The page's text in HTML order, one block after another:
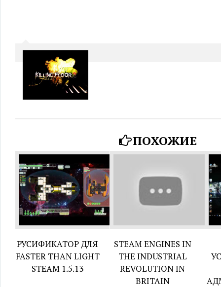
ПОХОЖИЕ
РУСИФИКАТОР ДЛЯ
FASTER THAN LIGHT
STEAM 1.5.13
STEAM ENGINES IN
THE INDUSTRIAL
REVOLUTION IN
BRITAIN